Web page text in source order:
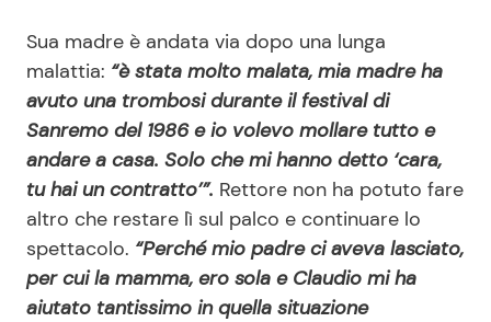
Sua madre è andata via dopo una lunga
malattia: “è stata molto malata, mia madre ha
avuto una trombosi durante il festival di
Sanremo del 1986 e io volevo mollare tutto e
andare a casa. Solo che mi hanno detto ‘cara,
tu hai un contratto’”. Rettore non ha potuto fare
altro che restare lì sul palco e continuare lo
spettacolo. “Perché mio padre ci aveva lasciato,
per cui la mamma, ero sola e Claudio mi ha
aiutato tantissimo in quella situazione